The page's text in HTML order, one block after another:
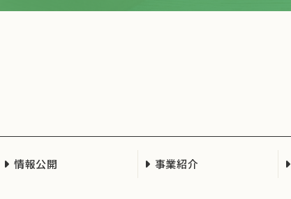
情報公開 事業紹介